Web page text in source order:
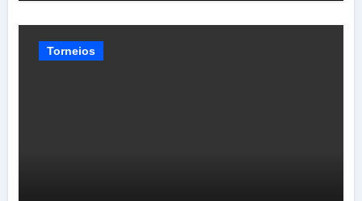
Torneios